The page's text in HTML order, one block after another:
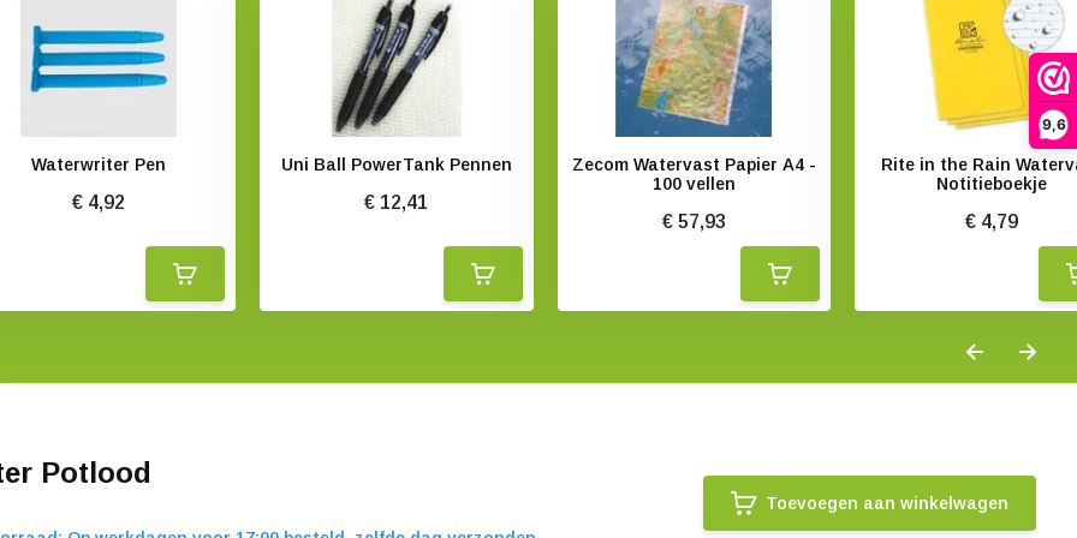
9,6
Waterwriter Pen
€ 4,92
Uni Ball PowerTank Pennen
€ 12,41
Zecom Watervast Papier A4 -
100 vellen
€ 57,93
Rite in the Rain
Notitieboekje
€ 4,79
Potlood
Toevoegen aan winkelwagen